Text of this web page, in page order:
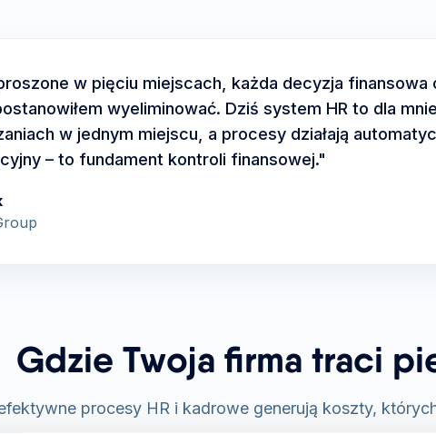
w pięciu miejscach, każda decyzja
wyeliminować. Dziś system HR to dla
w jednym miejscu, a procesy działają
– to fundament kontroli finansowej."
Gdzie Twoja firma traci
procesy HR i kadrowe generują koszty,